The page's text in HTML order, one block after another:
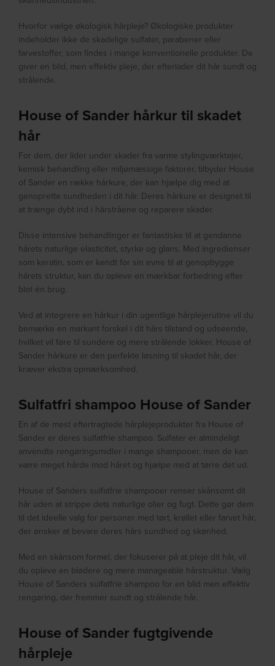
Hvorfor vælge økologisk hårpleje? Økologiske produkter
indeholder ikke de skadelige sulfater, parabener eller
farvestoffer, som findes i mange konventionelle produkter. De
giver en blid, men effektiv pleje, der efterlader dit hår sundt og
strålende.
House of Sander hårkur til skadet
hår
For dem, der lider under skader fra varme stylingværktøjer,
kemisk behandling eller miljømæssige faktorer, tilbyder House
of Sander en række hårkure, der kan hjælpe dig med at
genoprette sundheden i dit hår. Deres hårkure er designet til
at trænge dybt ind i hårstråene og reparere skader.
Disse intensive behandlinger er fantastiske til at gendanne
hårets naturlige elasticitet, styrke og glans. Med ingredienser
som keratin, som er kendt for sin evne til at genopbygge
hårets struktur, kan du opleve en mærkbar forbedring efter
blot én brug.
Ved at integrere en hårkur i din ugentlige hårplejerutine vil du
bemærke en markant forskel i dit hårs tilstand og udseende,
hvilket vil føre til sundere og mere strålende lokker. House of
Sander hårkure er den perfekte løsning til skadet hår, der
kræver ekstra opmærksomhed.
Sulfatfri shampoo House of Sander
En af de mest eftertragtede hårplejeprodukter fra House of
Sander er deres sulfatfrie shampoo. Sulfater er almindeligt
anvendte rengøringsmidler i mange shampooer, men de kan
være meget hårde mod håret og hjælpe med at tørre det ud.
House of Sanders sulfatfrie shampooer renser skånsomt dit
hår uden at strippe dets naturlige olier og fugt. Dette gør dem
til det ideelle valg for personer med tørt, krøllet eller farvet hår,
der ønsker at bevare deres hårs sundhed og skønhed.
Med en skånsom formel, der fokuserer på at pleje dit hår, vil
du opleve en blødere og mere manageable hårstruktur. Vælg
House of Sanders sulfatfrie shampoo for en blid men effektiv
rengøring, der fremmer sundt og strålende hår.
House of Sander fugtgivende
hårpleje